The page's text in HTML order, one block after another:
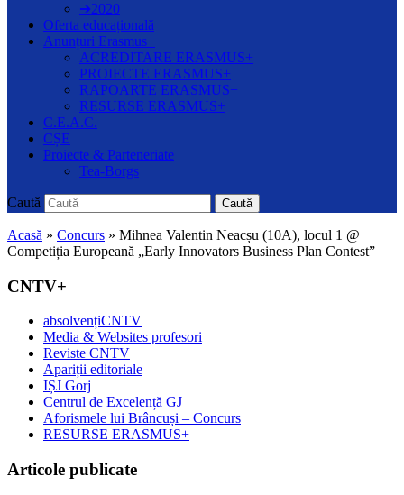
➔2020
Oferta educațională
Anunțuri Erasmus+
ACREDITARE ERASMUS+
PROIECTE ERASMUS+
RAPOARTE ERASMUS+
RESURSE ERASMUS+
C.E.A.C.
CȘE
Proiecte & Parteneriate
Tea-Borgs
Caută Caută
Acasă » Concurs » Mihnea Valentin Neacșu (10A), locul 1 @
Competiția Europeană „Early Innovators Business Plan Contest”
CNTV+
absolvențiCNTV
Media & Websites profesori
Reviste CNTV
Apariții editoriale
IȘJ Gorj
Centrul de Excelență GJ
Aforismele lui Brâncuși – Concurs
RESURSE ERASMUS+
Articole publicate